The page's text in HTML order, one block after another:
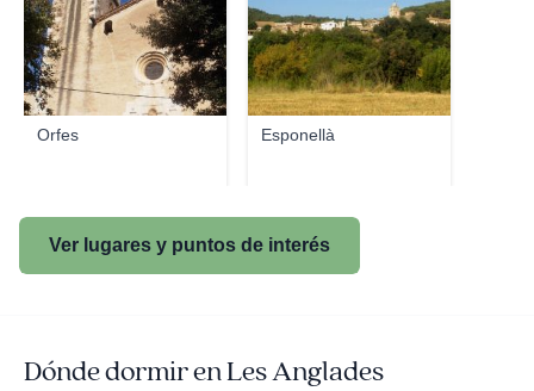
Orfes Esponellà
Ver lugares y puntos de interés
Dónde dormir en Les Anglades